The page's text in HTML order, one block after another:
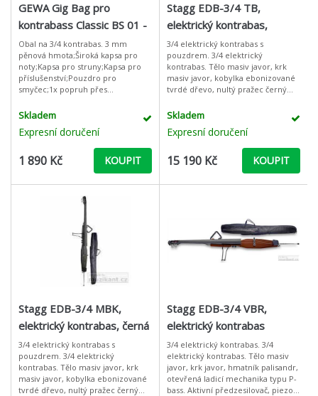
GEWA Gig Bag pro
kontrabass Classic BS 01 -
3/4
Obal na 3/4 kontrabas. 3 mm
pěnová hmota;Široká kapsa pro
noty;Kapsa pro struny;Kapsa pro
příslušenství;Pouzdro pro
smyčec;1x popruh přes
Skladem
Expresní doručení
1 890 Kč KOUPIT
Stagg EDB-3/4 TB,
elektrický kontrabas,
modrý
3/4 elektrický kontrabas s
pouzdrem. 3/4 elektrický
kontrabas. Tělo masiv javor, krk
masiv javor, kobylka ebonizované
tvrdé dřevo, nultý pražec černý
kovové podpěry, potažené
Skladem
Expresní doručení
15 190 Kč KOUPIT
Stagg EDB-3/4 MBK,
elektrický kontrabas, černá
metalíza
3/4 elektrický kontrabas s
pouzdrem. 3/4 elektrický
kontrabas. Tělo masiv javor, krk
masiv javor, kobylka ebonizované
tvrdé dřevo, nultý pražec černý
Stagg EDB-3/4 VBR,
elektrický kontrabas
3/4 elektrický kontrabas. 3/4
elektrický kontrabas. Tělo masiv
javor, krk javor, hmatník palisandr,
otevřená ladicí mechanika typu P-
bass. Aktivní předzesilovač, piezo